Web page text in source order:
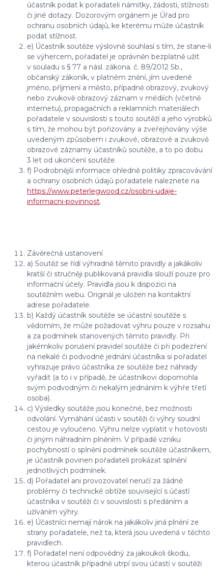
účastník podat k pořadateli námitky, žádosti, stížnosti
či jiné dotazy. Dozorovým orgánem je Úřad pro
ochranu osobních údajů, ke kterému může účastník
podat stížnost.
e) Účastník soutěže výslovně souhlasí s tím, že stane-li
se výhercem, pořadatel je oprávněn bezplatně užít
v souladu s § 77 a násl. zákona. č. 89/2012 Sb.,
občanský zákoník, v platném znění, jím uvedené
jméno, příjmení a město, případně obrazový, zvukový
nebo zvukově obrazový záznam v médiích (včetně
internetu), propagačních a reklamních materiálech
pořadatele v souvislosti s touto soutěží a jeho výrobků
s tím, že mohou být pořizovány a zveřejňovány výše
uvedeným způsobem i zvukové, obrazové a zvukově
obrazové záznamy účastníků soutěže, a to po dobu
3 let od ukončení soutěže.
f) Podrobnější informace ohledně politiky zpracovávání
a ochrany osobních údajů pořadatele naleznete na
https://www.peterlegwood.cz/osobni-udaje-
informacni-povinnost.
Závěrečná ustanovení
a) Soutěž se řídí výhradně těmito pravidly a jakákoliv
kratší či stručněji publikovaná pravidla slouží pouze pro
informační účely. Pravidla jsou k dispozici na
soutěžním webu. Originál je uložen na kontaktní
adrese pořadatele.
b) Každý účastník soutěže se účastní soutěže s
vědomím, že může požadovat výhru pouze v rozsahu
a za podmínek stanovených těmito pravidly. Při
jakémkoliv porušení pravidel soutěže či při podezření
na nekalé či podvodné jednání účastníka si pořadatel
vyhrazuje právo účastníka ze soutěže bez náhrady
vyřadit (a to i v případě, že účastníkovi dopomohla
svým podvodným či nekalým jednáním k výhře třetí
osoba).
c) Výsledky soutěže jsou konečné, bez možnosti
odvolání. Vymáhání účasti v soutěži či výhry soudní
cestou je vyloučeno. Výhru nelze vyplatit v hotovosti
či jiným náhradním plněním. V případě vzniku
pochybností o splnění podmínek soutěže účastníkem,
je účastník povinen pořadateli prokázat splnění
jednotlivých podmínek.
d) Pořadatel ani provozovatel neručí za žádné
problémy či technické obtíže související s účastí
účastníka v soutěži či v souvislosti s předáním a
užíváním výhry.
e) Účastníci nemají nárok na jakákoliv jiná plnění ze
strany pořadatele, než ta, která jsou uvedená v těchto
pravidlech.
f) Pořadatel není odpovědný za jakoukoli škodu,
kterou účastník případně utrpí svou účastí v soutěži